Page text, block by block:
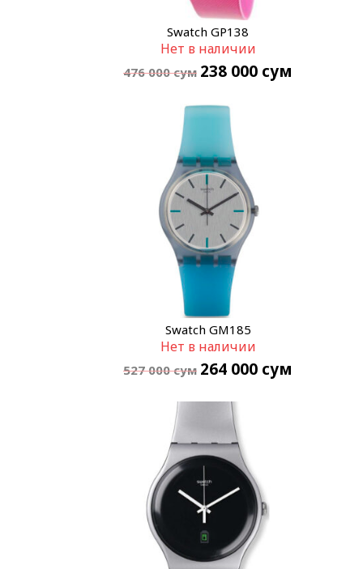
Swatch GP138
Нет в наличии
476 000сум 238 000 сум
Swatch GM185
Нет в наличии
527 000сум 264 000 сум